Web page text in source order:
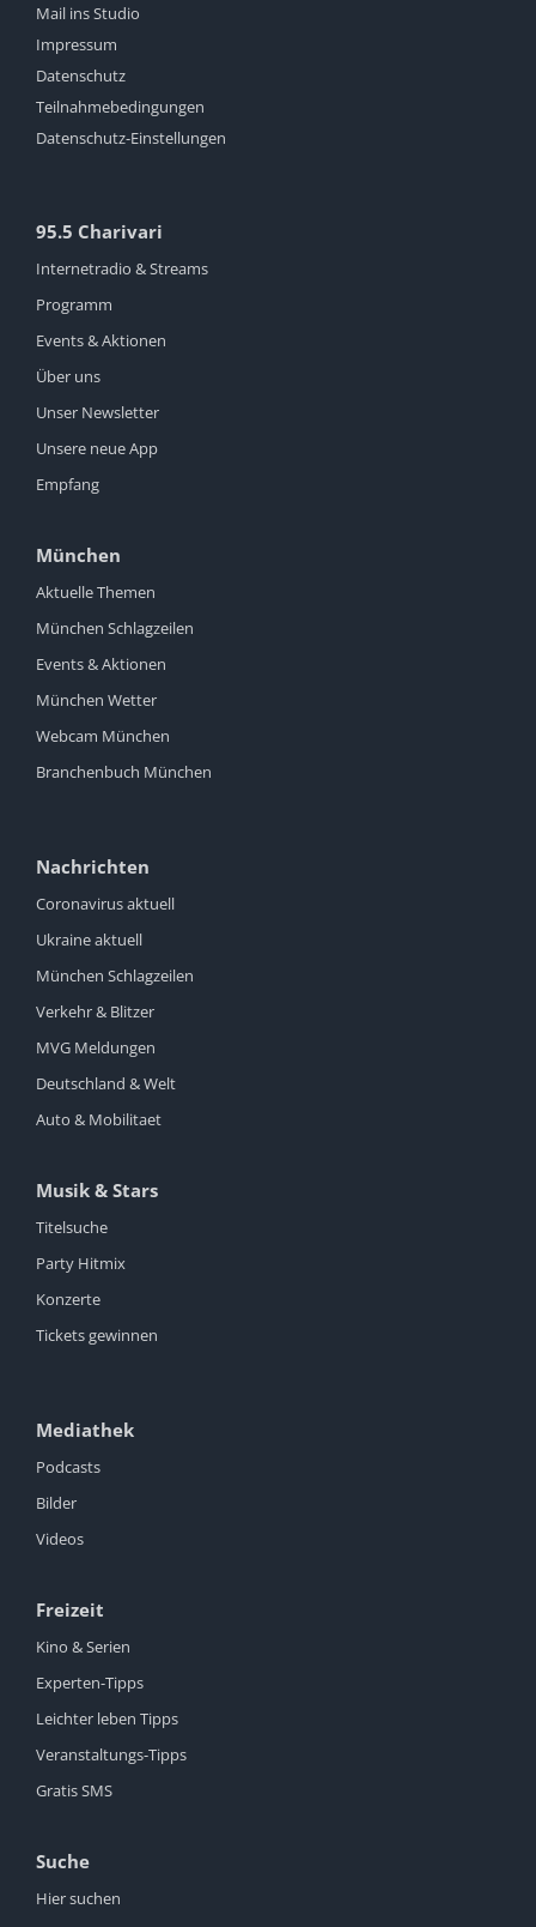
Mail ins Studio
Impressum
Datenschutz
Teilnahmebedingungen
Datenschutz-Einstellungen
95.5 Charivari
Internetradio & Streams
Programm
Events & Aktionen
Über uns
Unser Newsletter
Unsere neue App
Empfang
München
Aktuelle Themen
München Schlagzeilen
Events & Aktionen
München Wetter
Webcam München
Branchenbuch München
Nachrichten
Coronavirus aktuell
Ukraine aktuell
München Schlagzeilen
Verkehr & Blitzer
MVG Meldungen
Deutschland & Welt
Auto & Mobilitaet
Musik & Stars
Titelsuche
Party Hitmix
Konzerte
Tickets gewinnen
Mediathek
Podcasts
Bilder
Videos
Freizeit
Kino & Serien
Experten-Tipps
Leichter leben Tipps
Veranstaltungs-Tipps
Gratis SMS
Suche
Hier suchen